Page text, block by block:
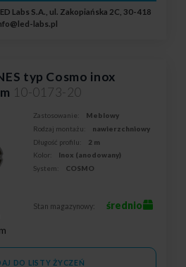
Labs S.A., ul. Zakopiańska 2C, 30-418
labs.pl
typ Cosmo inox
10-0173-20
Zastosowanie:
Meblowy
Rodzaj montażu:
nawierzchniowy
Długość profilu:
2 m
Kolor:
Inox (anodowany)
System:
COSMO
Stan magazynowy: średnio
DO LISTY ŻYCZEŃ